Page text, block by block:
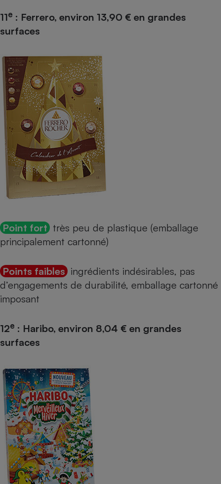
11e : Ferrero, environ 13,90 € en grandes
surfaces
Point fort très peu de plastique (emballage
principalement cartonné)
Points faibles ingrédients indésirables, pas
d’engagements de durabilité, emballage cartonné
imposant
12e : Haribo, environ 8,04 € en grandes
surfaces